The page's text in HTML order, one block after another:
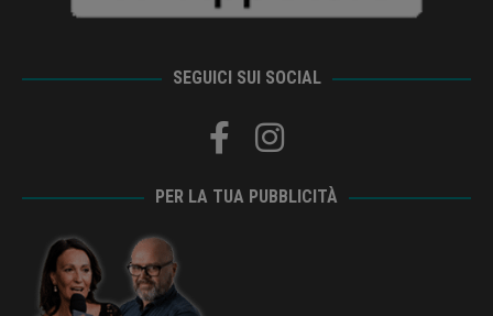
SEGUICI SUI SOCIAL
PER LA TUA PUBBLICITÀ